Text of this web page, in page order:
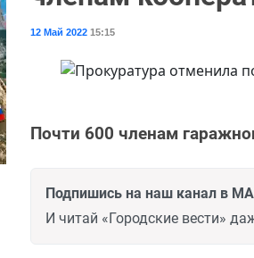
12 Май 2022 15:15
Почти 600 членам
Подпишись на наш канал в
И читай «Городские вести»